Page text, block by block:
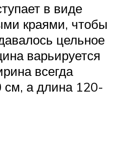
в виде
краями, чтобы
цельное
варьируется
всегда
см, а длина 120-